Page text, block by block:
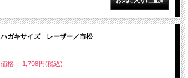
ハガキサイズ レーザー／市松
価格： 1,798円(税込)